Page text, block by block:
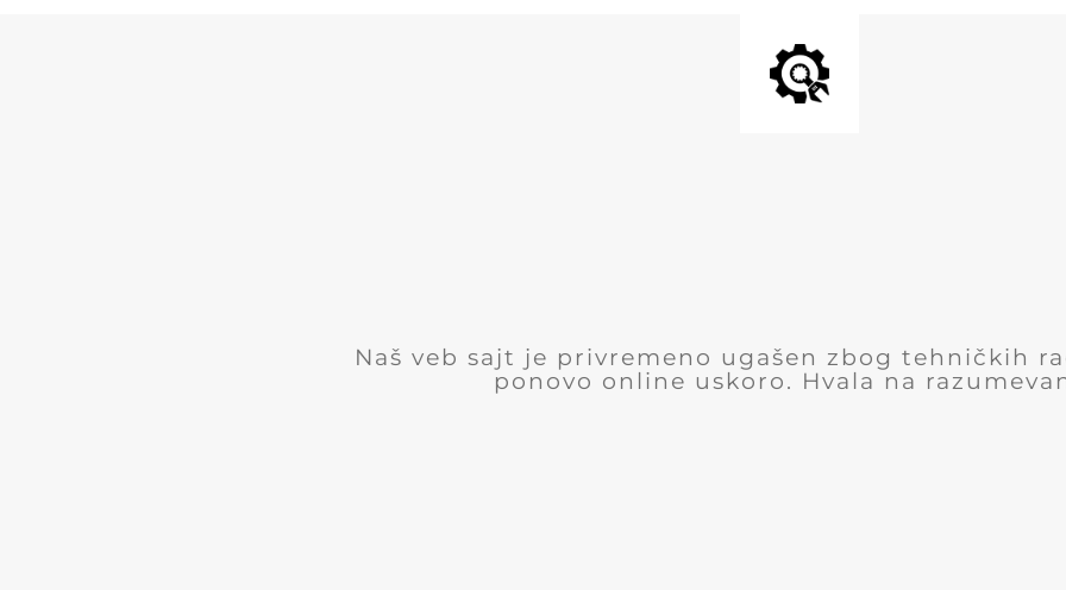
Naš veb sajt je privremeno ugašen zbog tehničkih
ponovo online uskoro. Hvala na